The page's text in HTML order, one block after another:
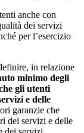
anche con
dei servizi
per l’esercizio
in relazione
minimo degli
gli utenti
e delle
garanzie che
dei servizi e delle